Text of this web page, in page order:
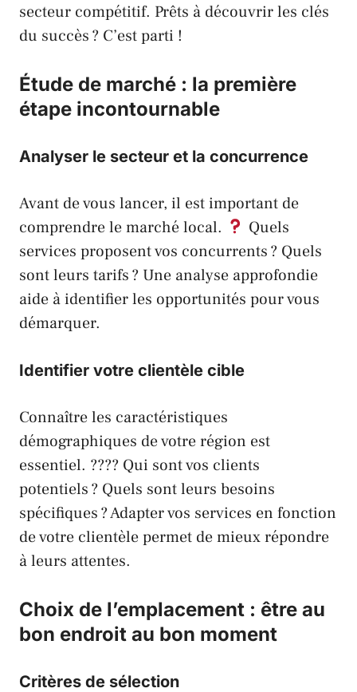
secteur compétitif. Prêts à découvrir les clés
du succès ? C’est parti !
Étude de marché : la première
étape incontournable
Analyser le secteur et la concurrence
Avant de vous lancer, il est important de
comprendre le marché local.
Quels
services proposent vos concurrents ? Quels
sont leurs tarifs ? Une analyse approfondie
aide à identifier les opportunités pour vous
démarquer.
Identifier votre clientèle cible
Connaître les caractéristiques
démographiques de votre région est
essentiel. ???? Qui sont vos clients
potentiels ? Quels sont leurs besoins
spécifiques ? Adapter vos services en fonction
de votre clientèle permet de mieux répondre
à leurs attentes.
Choix de l’emplacement : être au
bon endroit au bon moment
Critères de sélection